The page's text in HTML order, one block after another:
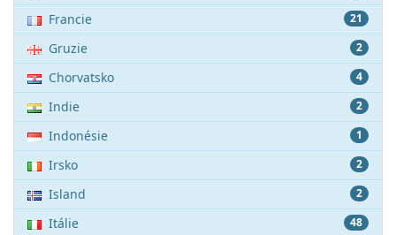
21
Francie
2
Gruzie
4
Chorvatsko
2
Indie
1
Indonésie
2
Irsko
2
Island
48
Itálie